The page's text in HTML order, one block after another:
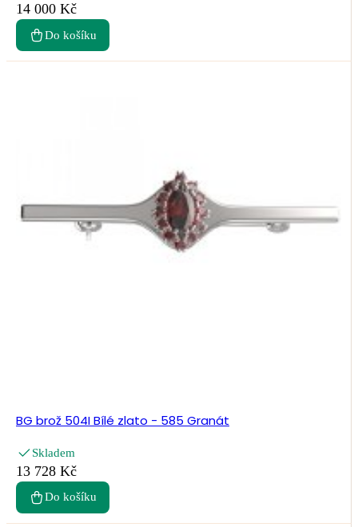
14 000 Kč
Do košíku
BG brož 504I Bílé zlato - 585 Granát
Skladem
13 728 Kč
Do košíku